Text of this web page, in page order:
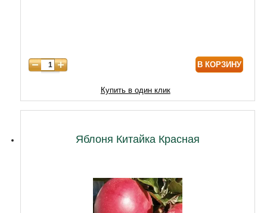
9 лет В КОРЗИНУ
Купить в один клик
Яблоня Китайка Красная